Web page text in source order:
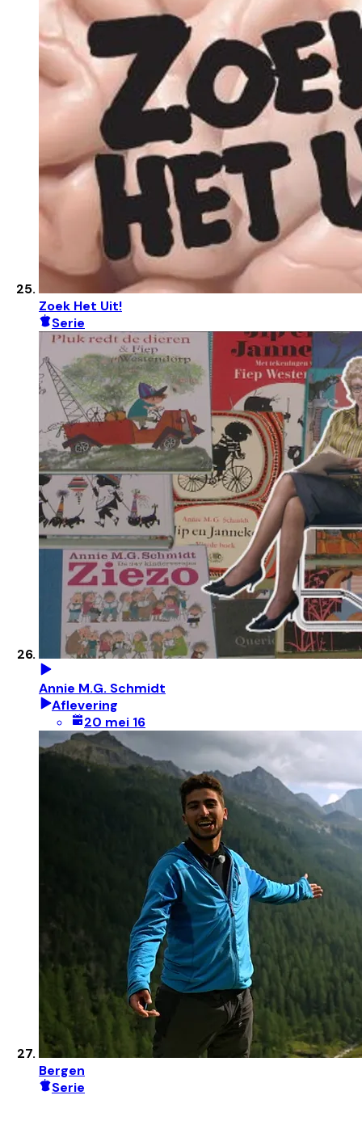
Zoek Het Uit!
Serie
Annie M.G. Schmidt
Aflevering
20 mei 16
Bergen
Serie